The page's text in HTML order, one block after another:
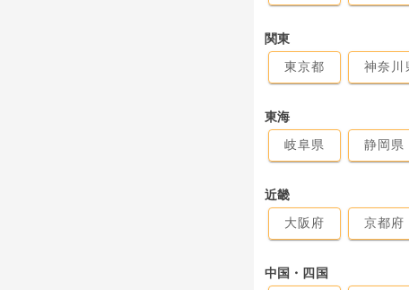
関東
東京都
神奈川
東海
岐阜県
静岡県
近畿
大阪府
京都府
中国・四国